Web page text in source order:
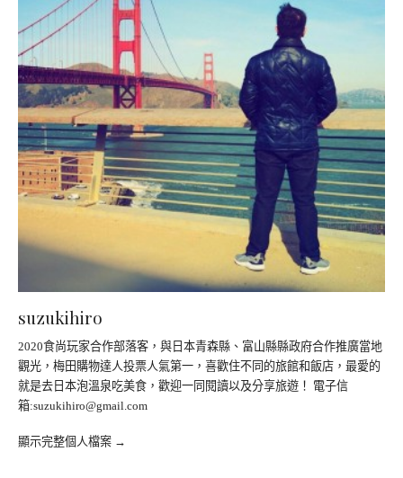
suzukihiro
2020食尚玩家合作部落客，與日本青森縣、富山縣縣政府合作推廣當地
觀光，梅田購物達人投票人氣第一，喜歡住不同的旅館和飯店，最愛的
就是去日本泡溫泉吃美食，歡迎一同閱讀以及分享旅遊！ 電子信
箱:suzukihiro@gmail.com
顯示完整個人檔案 →